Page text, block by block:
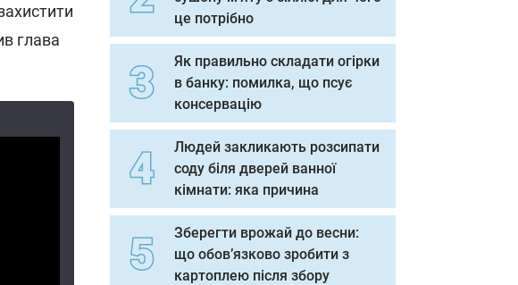
глава
це потрібно
Як правильно складати огірки
в банку: помилка, що псує
консервацію
Людей закликають розсипати
соду біля дверей ванної
кімнати: яка причина
Зберегти врожай до весни:
що обов’язково зробити з
картоплею після збору